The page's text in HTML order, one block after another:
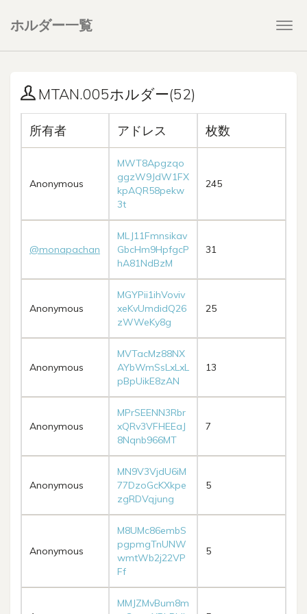
ホルダー一覧
MTAN.005ホルダー(52)
所有者 アドレス 枚数
Anonymous
MWT8Apgzqo
ggzW9JdW1FX
kpAQR58pekw
3t
245
@monapachan
MLJ11Fmnsikav
GbcHm9HpfgcP
hA81NdBzM
31
Anonymous
MGYPii1ihVoviv
xeKvUmdidQ26
zWWeKy8g
25
Anonymous
MVTacMz88NX
AYbWmSsLxLxL
pBpUikE8zAN
13
Anonymous
MPrSEENN3Rbr
xQRv3VFHEEaJ
8Nqnb966MT
7
Anonymous
MN9V3VjdU6iM
77DzoGcKXkpe
zgRDVqjung
5
Anonymous
M8UMc86embS
pgpmgTnUNW
wmtWb2j22VP
Ff
5
MMJZMvBum8m